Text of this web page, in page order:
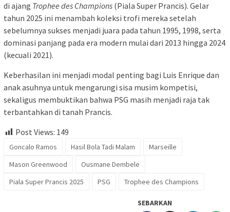
di ajang Trophee des Champions (Piala Super Prancis). Gelar
tahun 2025 ini menambah koleksi trofi mereka setelah
sebelumnya sukses menjadi juara pada tahun 1995, 1998, serta
dominasi panjang pada era modern mulai dari 2013 hingga 2024
(kecuali 2021).
Keberhasilan ini menjadi modal penting bagi Luis Enrique dan
anak asuhnya untuk mengarungi sisa musim kompetisi,
sekaligus membuktikan bahwa PSG masih menjadi raja tak
terbantahkan di tanah Prancis.
Post Views: 149
Goncalo Ramos Hasil Bola Tadi Malam
Marseille
Mason Greenwood
Ousmane Dembele
Piala Super Prancis 2025
PSG Trophee des Champions
SEBARKAN